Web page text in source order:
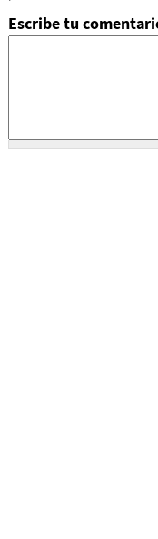
Escribe tu